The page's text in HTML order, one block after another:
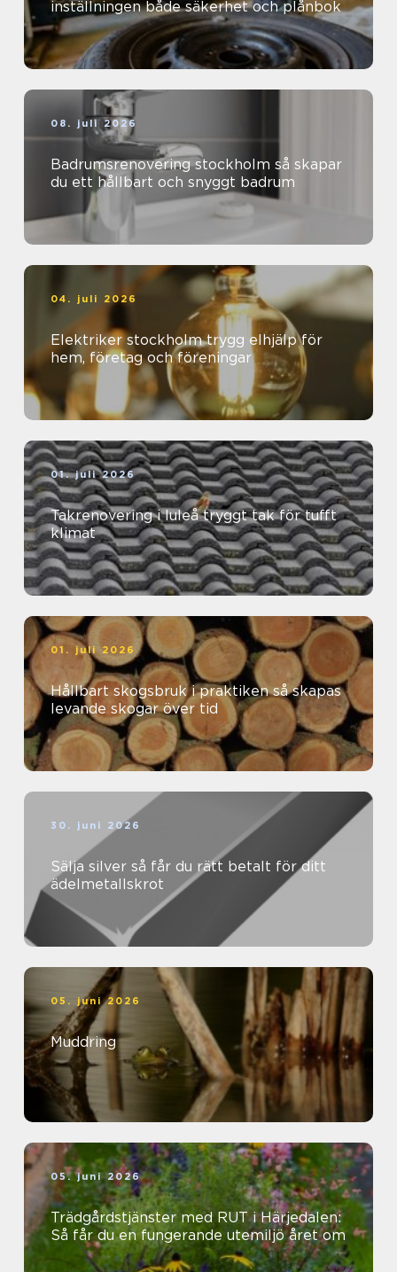
inställningen både säkerhet och plånbok
08. juli 2026
Badrumsrenovering stockholm så skapar
du ett hållbart och snyggt badrum
04. juli 2026
Elektriker stockholm trygg elhjälp för
hem, företag och föreningar
01. juli 2026
Takrenovering i luleå tryggt tak för tufft
klimat
01. juli 2026
Hållbart skogsbruk i praktiken så skapas
levande skogar över tid
30. juni 2026
Sälja silver så får du rätt betalt för ditt
ädelmetallskrot
05. juni 2026
Muddring
05. juni 2026
Trädgårdstjänster med RUT i Härjedalen:
Så får du en fungerande utemiljö året om